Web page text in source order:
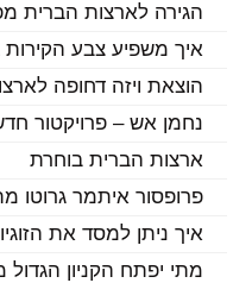
הגירה לארצות הברית
איך משפיע צבע הקירות
הוצאת ויזה דחופה
נחמן אש – פרויקטור
ארצות הברית בוחרת
פרופסור איתמר גרוטו
איך ניתן למסד את
מתי יפתח הקניון